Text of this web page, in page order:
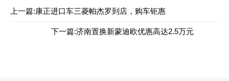
上一篇:康正进口车三菱帕杰罗到店，购车钜惠
下一篇:济南置换新蒙迪欧优惠高达2.5万元